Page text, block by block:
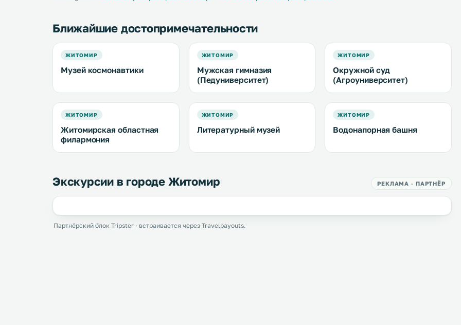
Ближайшие достопримечательности
ЖИТОМИР
Музей космонавтики
ЖИТОМИР
Мужская гимназия
(Педуниверситет)
ЖИТОМИР
Окружной суд
(Агроуниверситет)
ЖИТОМИР
Житомирская областная
филармония
ЖИТОМИР
Литературный музей
ЖИТОМИР
Водонапорная башня
Экскурсии в городе Житомир РЕКЛАМА · ПАРТНЁР
Партнёрский блок Tripster · встраивается через Travelpayouts.